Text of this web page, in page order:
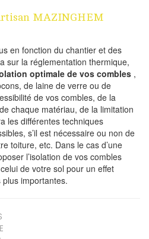
MAZINGHEM
en fonction du chantier et des
sur la réglementation thermique,
optimale de vos combles ,
de laine de verre ou de
de vos combles, de la
chaque matériau, de la limitation
les différentes techniques
s’il est nécessaire ou non de
toiture, etc. Dans le cas d’une
l’isolation de vos combles
de votre sol pour un effet
importantes.